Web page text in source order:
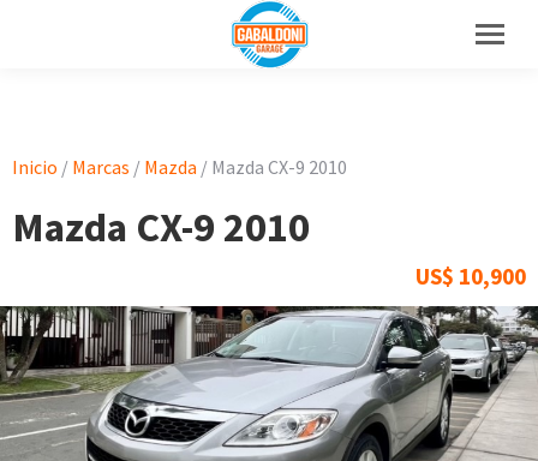
Inicio / Marcas / Mazda / Mazda CX-9 2010
Mazda CX-9 2010
US$ 10,900